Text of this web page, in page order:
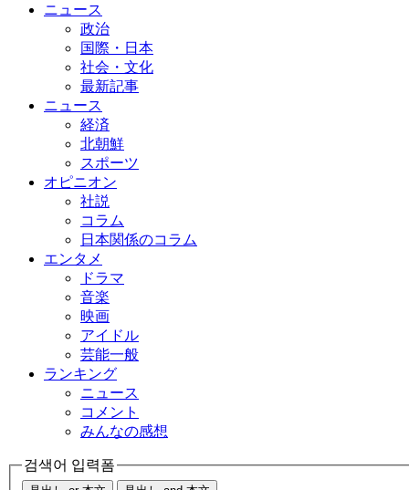
ニュース
政治
国際・日本
社会・文化
最新記事
ニュース
経済
北朝鮮
スポーツ
オピニオン
社説
コラム
日本関係のコラム
エンタメ
ドラマ
音楽
映画
アイドル
芸能一般
ランキング
ニュース
コメント
みんなの感想
검색어 입력폼